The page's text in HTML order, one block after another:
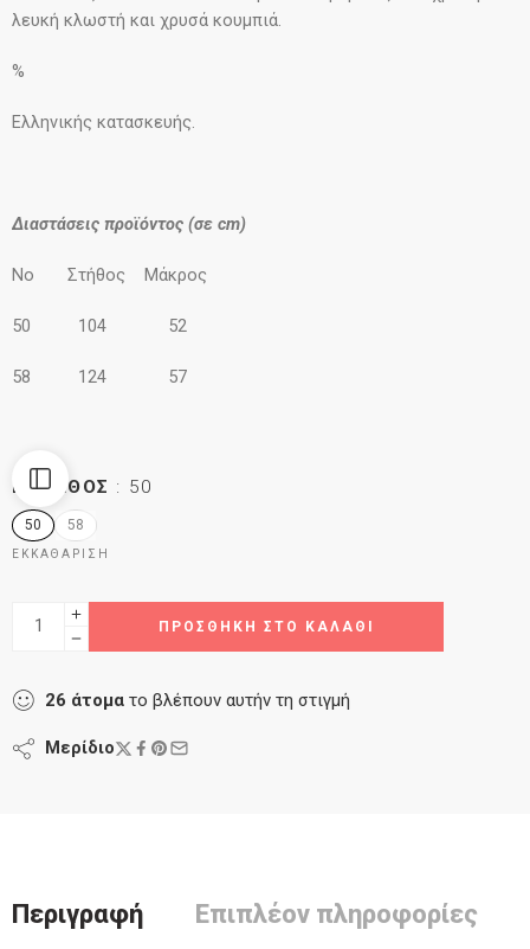
λευκή κλωστή και χρυσά κουμπιά.
%
Ελληνικής κατασκευής.
Διαστάσεις προϊόντος (σε cm)
No Στήθος Μάκρος
50 104 52
58 124 57
ΜΈΓΕΘΟΣ 50
50 58
ΕΚΚΑΘΆΡΙΣΗ
ΠΡΟΣΘΉΚΗ ΣΤΟ ΚΑΛΆΘΙ
26 άτομα το βλέπουν αυτήν τη στιγμή
Μερίδιο
Περιγραφή Επιπλέον πληροφορίες